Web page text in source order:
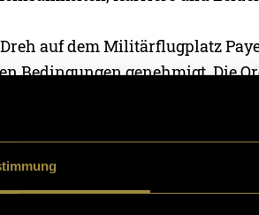
auf dem Militärflugplatz
Bedingungen genehmigt. Die
Jahre vor dem Dreh.
von allen Seiten das
Projekts erforderte in allen